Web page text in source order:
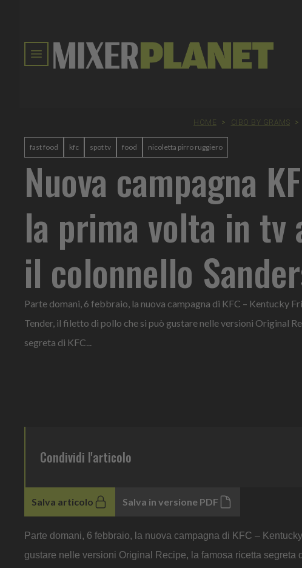
HOME > CIBO BY GRAMS >
fast food kfc spot tv food nicoletta pirro ruggiero
Nuova campagna
la prima volta in tv
il colonnello
Parte domani, 6 febbraio, la nuova campagna di KFC – Kentucky
Tender, il filetto di pollo che si può gustare nelle versioni Original
segreta di KFC...
Condividi l'articolo
Salva articolo Salva in versione PDF
Parte domani, 6 febbraio, la nuova campagna di KFC –
gustare nelle versioni Original Recipe, la famosa ricetta